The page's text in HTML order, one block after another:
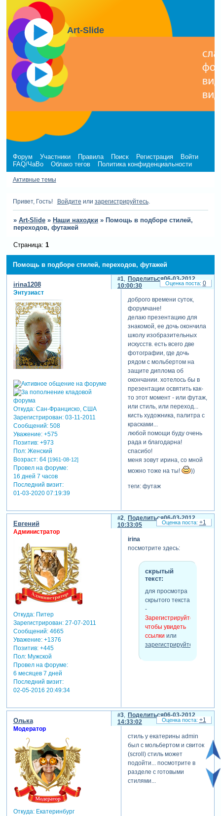
Art-Slide
Форум Участники Правила Поиск Регистрация
Войти
FAQ/ЧаВо
Облако тегов Политика конфиденциальности
Активные темы
Привет, Гость! Войдите или зарегистрируйтесь.
» Art-Slide » Наши находки » Помощь в подборе стилей,
переходов, футажей
Помощь в подборе стилей, переходов, футажей
Страница: 1
Поделиться
1
06-03-2012
10:00:30
irina1208
Энтузиаст
Откуда:Сан-Франциско, США
Зарегистрирован: 03-11-2011
Сообщений:508
Уважение: +575
Позитив: +973
Пол:Женский
Возраст:64 [1961-08-12]
Провел на форуме:
16 дней 7 часов
Последний визит:
01-03-2020 07:19:39
доброго времени суток,
форумчане!
делаю презентацию для
знакомой, ее дочь окончила
школу изобразительных
искусств. есть всего две
фотографии, где дочь
рядом с мольбертом на
защите диплома об
окончании. хотелось бы в
презентации освятить как-
то этот момент - или футаж,
или стиль, или переход...
кисть художника, палитра с
красками...
любой помощи буду очень
рада и благодарна!
спасибо!
меня зовут ирина, со мной
можно тоже на ты!
))
теги: футаж
0
Поделиться
2
06-03-2012
10:33:05
Евгений
Администратор
Откуда:Питер
Зарегистрирован: 27-07-2011
Сообщений:4665
Уважение: +1376
Позитив: +445
Пол:Мужской
Провел на форуме:
6 месяцев 7 дней
Последний визит:
02-05-2016 20:49:34
irina
посмотрите здесь:
скрытый
текст:
для просмотра
скрытого текста
-
Зарегистрируйтесь,
чтобы увидеть
ссылки или
зарегистрируйтесь
+1
Поделиться
3
06-03-2012
14:33:02
Олька
Модератор
Откуда:Екатеринбург
стиль у екатерины admin
был с мольбертом и свиток
(scroll) стиль может
подойти... посмотрите в
разделе с готовыми
стилями...
+1